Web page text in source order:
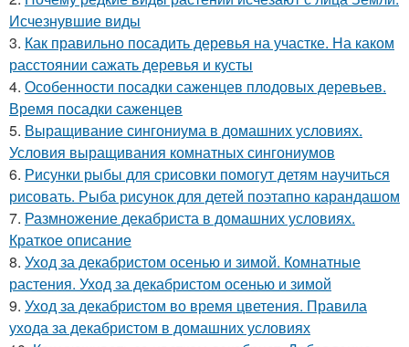
Исчезнувшие виды
3. Как правильно посадить деревья на участке. На каком
расстоянии сажать деревья и кусты
4. Особенности посадки саженцев плодовых деревьев.
Время посадки саженцев
5. Выращивание сингониума в домашних условиях.
Условия выращивания комнатных сингониумов
6. Рисунки рыбы для срисовки помогут детям научиться
рисовать. Рыба рисунок для детей поэтапно карандашом
7. Размножение декабриста в домашних условиях.
Краткое описание
8. Уход за декабристом осенью и зимой. Комнатные
растения. Уход за декабристом осенью и зимой
9. Уход за декабристом во время цветения. Правила
ухода за декабристом в домашних условиях